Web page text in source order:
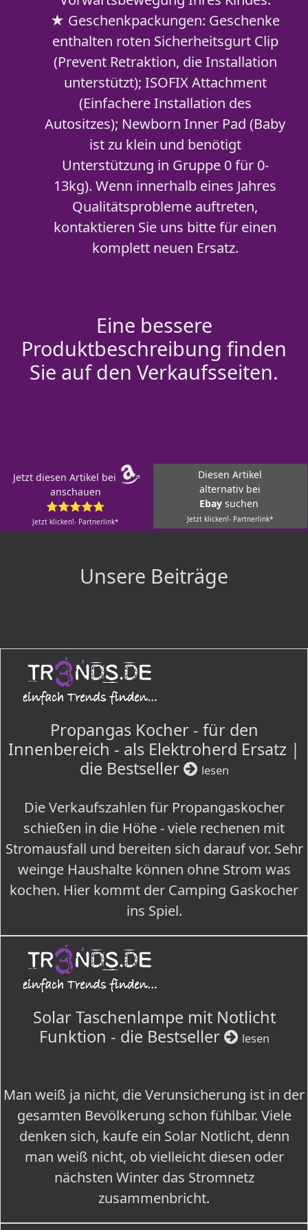
★ Geschenkpackungen: Geschenke
enthalten roten Sicherheitsgurt Clip
(Prevent Retraktion, die Installation
unterstützt); ISOFIX Attachment
(Einfachere Installation des
Autositzes); Newborn Inner Pad (Baby
ist zu klein und benötigt
Unterstützung in Gruppe 0 für 0-
13kg). Wenn innerhalb eines Jahres
Qualitätsprobleme auftreten,
kontaktieren Sie uns bitte für einen
komplett neuen Ersatz.
Eine bessere
Produktbeschreibung finden
Sie auf den Verkaufsseiten.
Jetzt diesen Artikel bei
anschauen
⭐⭐⭐⭐⭐
Jetzt klicken!- Partnerlink*
Diesen Artikel
alternativ bei
Ebay suchen
Jetzt klicken!- Partnerlink*
Unsere Beiträge
Propangas Kocher - für den
Innenbereich - als Elektroherd Ersatz |
die Bestseller
lesen
Die Verkaufszahlen für Propangaskocher
schießen in die Höhe - viele rechenen mit
Stromausfall und bereiten sich darauf vor. Sehr
weinge Haushalte können ohne Strom was
kochen. Hier kommt der Camping Gaskocher
ins Spiel.
Solar Taschenlampe mit Notlicht
Funktion - die Bestseller
lesen
Man weiß ja nicht, die Verunsicherung ist in der
gesamten Bevölkerung schon fühlbar. Viele
denken sich, kaufe ein Solar Notlicht, denn
man weiß nicht, ob vielleicht diesen oder
nächsten Winter das Stromnetz
zusammenbricht.